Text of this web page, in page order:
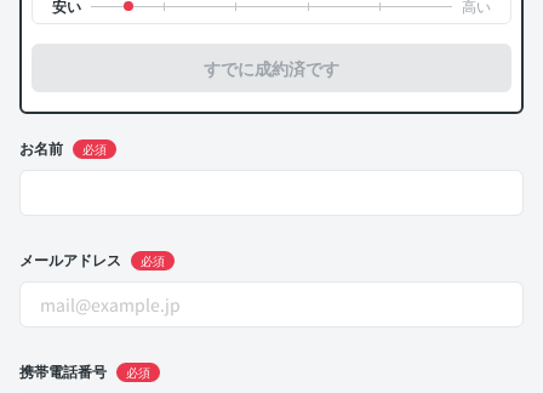
すでに成約済です
お名前 必須
メールアドレス 必須
携帯電話番号 必須